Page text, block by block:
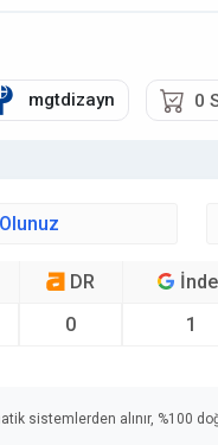
mgtdizayn 0
DR
0
1
sistemlerden alınır, %100